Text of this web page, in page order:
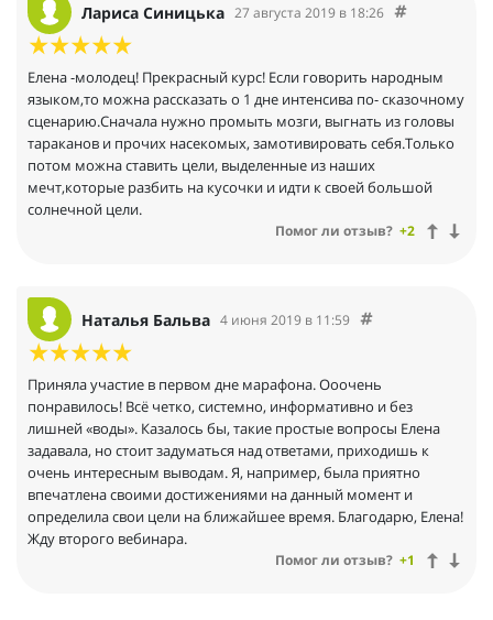
Лариса Синицька 27 августа 2019 в 18:26
Елена -молодец! Прекрасный курс! Если говорить народным
языком,то можна рассказать о 1 дне интенсива по- сказочному
сценарию.Сначала нужно промыть мозги, выгнать из головы
тараканов и прочих насекомых, замотивировать себя.Только
потом можна ставить цели, выделенные из наших
мечт,которые разбить на кусочки и идти к своей большой
солнечной цели.
Помог ли отзыв? +2
Наталья Бальва 4 июня 2019 в 11:59
Приняла участие в первом дне марафона. Ооочень
понравилось! Всё четко, системно, информативно и без
лишней «воды». Казалось бы, такие простые вопросы Елена
задавала, но стоит задуматься над ответами, приходишь к
очень интересным выводам. Я, например, была приятно
впечатлена своими достижениями на данный момент и
определила свои цели на ближайшее время. Благодарю, Елена!
Жду второго вебинара.
Помог ли отзыв? +1